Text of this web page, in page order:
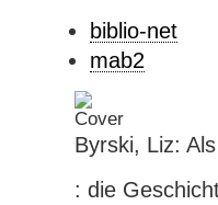
biblio-net
mab2
Byrski, Liz:
: die